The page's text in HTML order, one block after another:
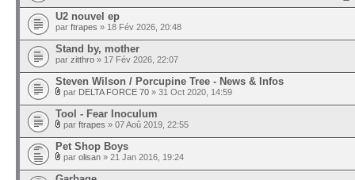
U2 nouvel ep
par ftrapes » 18 Fév 2026, 20:48
Stand by, mother
par zitthro » 17 Fév 2026, 22:07
Steven Wilson / Porcupine Tree - News & Infos
par DELTA FORCE 70 » 31 Oct 2020, 14:59
Tool - Fear Inoculum
par ftrapes » 07 Aoû 2019, 22:55
Pet Shop Boys
par olisan » 21 Jan 2016, 19:24